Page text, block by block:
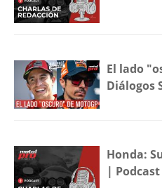
El lado
Diálogos
Honda:
|